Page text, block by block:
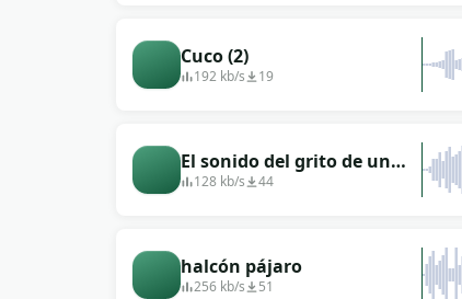
Cuco (2)
192 kb/s 19
El sonido del grito de un
halcón.
128 kb/s 44
halcón pájaro
256 kb/s 51